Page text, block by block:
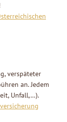
verspäteter
an. Jedem
Unfall,…).